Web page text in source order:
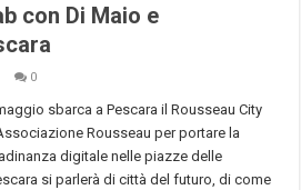
con Di Maio e
0
sbarca a Pescara il Rousseau City
Rousseau per portare la
digitale nelle piazze delle
si parlerà di città del futuro, di come